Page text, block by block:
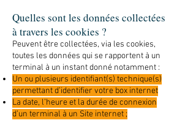
Quelles sont les données collectées
à travers les cookies ?
Peuvent être collectées, via les cookies,
toutes les données qui se rapportent à un
terminal à un instant donné notamment :
Un ou plusieurs identifiant(s) technique(s)
permettant d’identifier votre box internet
La date, l’heure et la durée de connexion
d’un terminal à un Site internet ;